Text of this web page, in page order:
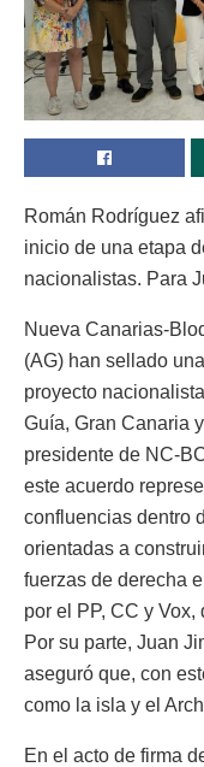
Román Rodríguez
inicio de una etapa
nacionalistas. Para
Nueva Canarias-
(AG) han sellado
proyecto
Guía, Gran Canaria
presidente de NC-
este acuerdo
confluencias dentro
orientadas a
fuerzas de derecha
por el PP, CC y
Por su parte, Juan
aseguró que, con
como la isla y el
En el acto de firma